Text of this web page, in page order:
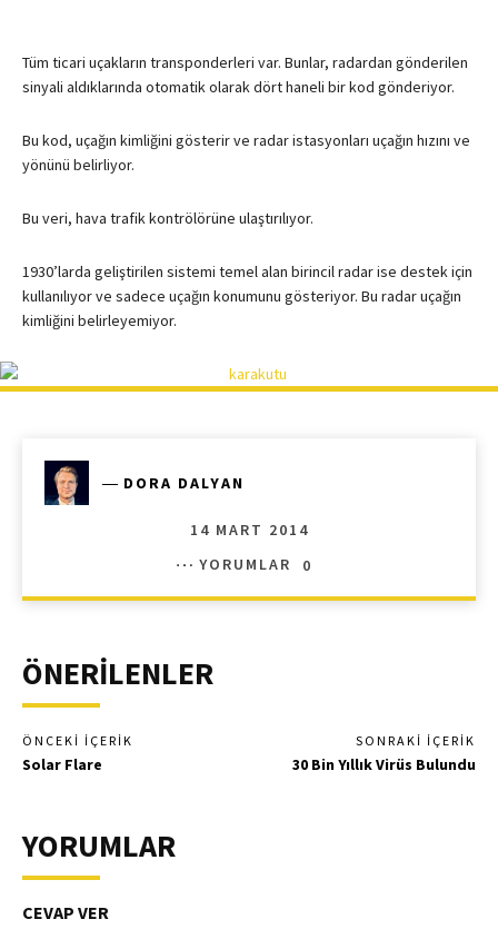
Tüm ticari uçakların transponderleri var. Bunlar, radardan gönderilen
sinyali aldıklarında otomatik olarak dört haneli bir kod gönderiyor.
Bu kod, uçağın kimliğini gösterir ve radar istasyonları uçağın hızını ve
yönünü belirliyor.
Bu veri, hava trafik kontrölörüne ulaştırılıyor.
1930’larda geliştirilen sistemi temel alan birincil radar ise destek için
kullanılıyor ve sadece uçağın konumunu gösteriyor. Bu radar uçağın
kimliğini belirleyemiyor.
― DORA DALYAN
14 MART 2014
YORUMLAR
0
ÖNERİLENLER
ÖNCEKI İÇERIK
Solar Flare
SONRAKI İÇERIK
30 Bin Yıllık Virüs Bulundu
YORUMLAR
CEVAP VER